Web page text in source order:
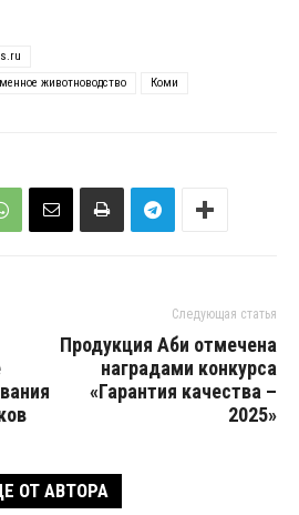
животноводство Коми
Следующая статья
Продукция Аби отмечена
наградами конкурса
«Гарантия качества –
2025»
ОТ АВТОРА